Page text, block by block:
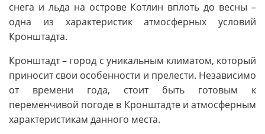
снега и льда на острове Котлин вплоть до весны –
одна из характеристик атмосферных условий
Кронштадта.
Кронштадт – город с уникальным климатом, который
приносит свои особенности и прелести. Независимо
от времени года, стоит быть готовым к
переменчивой погоде в Кронштадте и атмосферным
характеристикам данного места.